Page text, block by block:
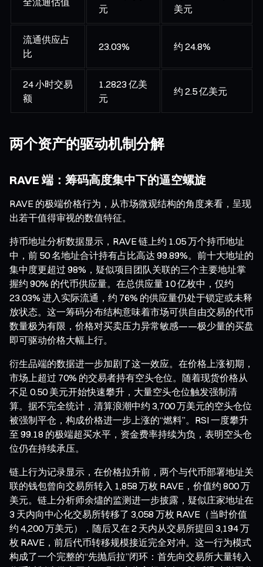
元
美元
流通供应占
比
23.03% 约 24.8%
24 小时交易
额
1.2823 亿美
元
约 2.5 亿美元
两个资产的驱动机制分解
RAVE 端：筹码高度集中下的逼空螺旋
RAVE 的极端价格行为，从市场微观结构的角度来看，呈现
出若干值得审视的数值特征。
持币地址分析数据显示，RAVE 链上约 1.05 万个持币地址
中，前 50 名地址合计持有占比高达 99.89%。前十大地址的
集中度更超过 98%，疑似项目团队关联的三个主要地址掌
握约 90% 的代币供应量。在总供应量 10 亿枚中，仅约
23.03% 进入实际流通，约 76% 的供应量仍处于锁定或未释
放状态。这一筹码分布结构意味着市场可供自由交易的代币
数量极为有限，价格对买卖压力异常敏感——极少量的买盘
即可驱动价格大幅上行。
衍生品端的数据进一步加剧了这一效应。在价格上涨初期，
市场上超过 70% 的交易者持有空头仓位。随着现货价格从
不足 0.50 美元开始快速攀升，大量空头仓位触发强制清
算。据不完全统计，清算浪潮中约 3,700 万美元的空头仓位
被强制平仓，构成价格进一步上涨的“燃料”。RSI 一度攀升
至 99.18 的极端超买水平，资金费率持续为负，表明空头仓
位仍在持续承压。
链上行为记录显示，在价格拉升前，两个与代币部署地址关
联的钱包曾向交易所转入 1,858 万枚 RAVE，价值约 800 万
美元。链上分析师余燼的监测进一步披露，疑似庄家地址在
3 天内向中心化交易所转移了 3,058 万枚 RAVE（当时价值
约 4,200 万美元），随后又在 2 天内从交易所提回 3,194 万
枚 RAVE，前后代币转移规模接近完全对冲。这一行为模式
构成了一个完整的“先抛后拉”闭环：首先向交易所大量转入